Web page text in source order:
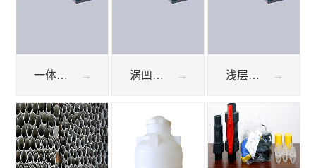
一体化气浮机 涡凹气浮机 浅层气浮机